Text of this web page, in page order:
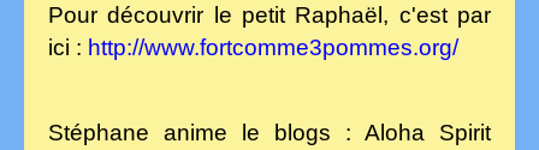
Pour découvrir le petit Raphaël, c'est par
ici : http://www.fortcomme3pommes.org/
Stéphane anime le blogs : Aloha Spirit